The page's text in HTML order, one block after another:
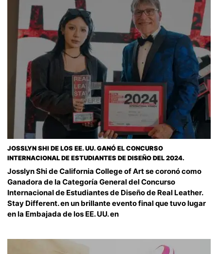
JOSSLYN SHI DE LOS EE. UU. GANÓ EL CONCURSO
INTERNACIONAL DE ESTUDIANTES DE DISEÑO DEL 2024.
Josslyn Shi de California College of Art se coronó como
Ganadora de la Categoría General del Concurso
Internacional de Estudiantes de Diseño de Real Leather.
Stay Different. en un brillante evento final que tuvo lugar
en la Embajada de los EE. UU. en